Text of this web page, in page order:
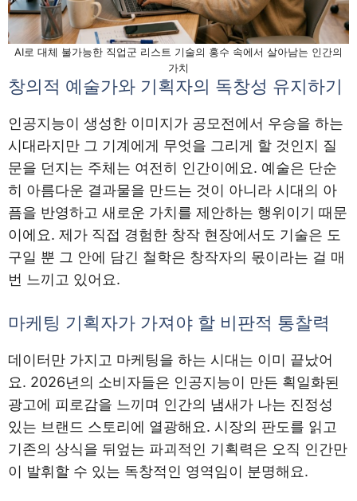
AI로 대체 불가능한 직업군 리스트 기술의 홍수 속에서 살아남는 인간의
가치
창의적 예술가와 기획자의 독창성 유지하기
인공지능이 생성한 이미지가 공모전에서 우승을 하는
시대라지만 그 기계에게 무엇을 그리게 할 것인지 질
문을 던지는 주체는 여전히 인간이에요. 예술은 단순
히 아름다운 결과물을 만드는 것이 아니라 시대의 아
픔을 반영하고 새로운 가치를 제안하는 행위이기 때문
이에요. 제가 직접 경험한 창작 현장에서도 기술은 도
구일 뿐 그 안에 담긴 철학은 창작자의 몫이라는 걸 매
번 느끼고 있어요.
마케팅 기획자가 가져야 할 비판적 통찰력
데이터만 가지고 마케팅을 하는 시대는 이미 끝났어
요. 2026년의 소비자들은 인공지능이 만든 획일화된
광고에 피로감을 느끼며 인간의 냄새가 나는 진정성
있는 브랜드 스토리에 열광해요. 시장의 판도를 읽고
기존의 상식을 뒤엎는 파괴적인 기획력은 오직 인간만
이 발휘할 수 있는 독창적인 영역임이 분명해요.